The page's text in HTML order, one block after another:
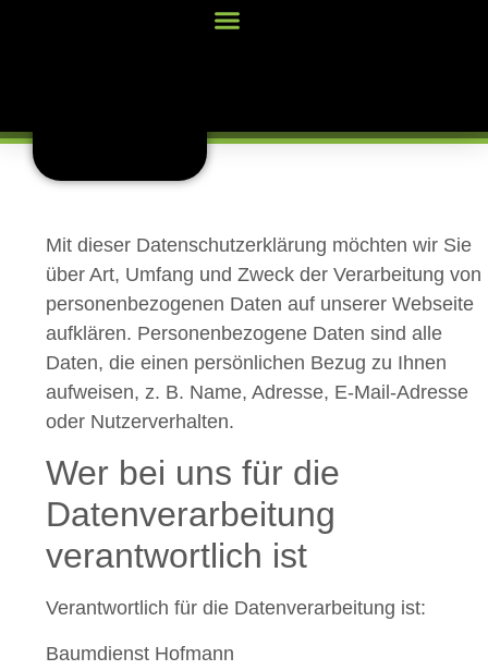
Mit dieser Datenschutzerklärung möchten wir Sie
über Art, Umfang und Zweck der Verarbeitung von
personenbezogenen Daten auf unserer Webseite
aufklären. Personenbezogene Daten sind alle
Daten, die einen persönlichen Bezug zu Ihnen
aufweisen, z. B. Name, Adresse, E-Mail-Adresse
oder Nutzerverhalten.
Wer bei uns für die
Datenverarbeitung
verantwortlich ist
Verantwortlich für die Datenverarbeitung ist:
Baumdienst Hofmann